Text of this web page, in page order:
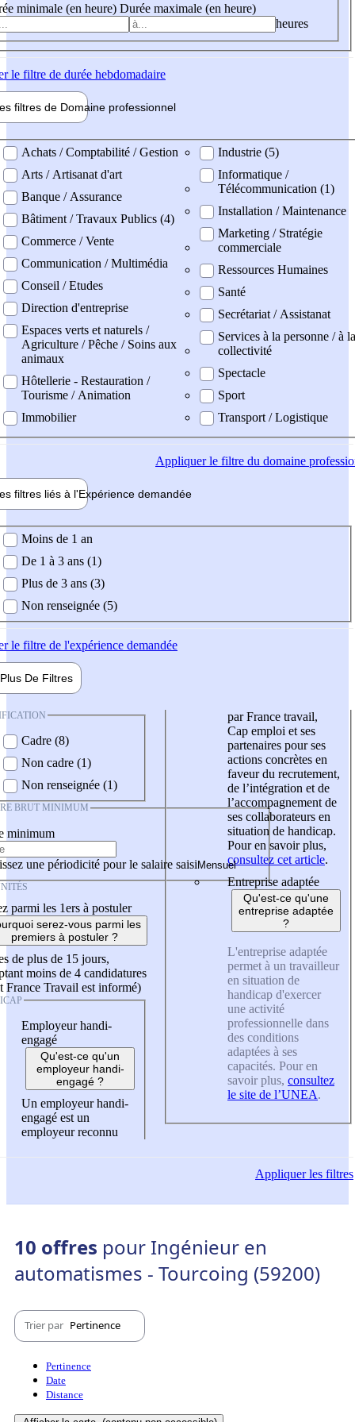
minimale (en heure) Durée maximale (en heure)
heures
le filtre de durée hebdomadaire
filtres de Domaine professionnel
professionel
Achats / Comptabilité / Gestion
Arts / Artisanat d'art
Banque / Assurance
Bâtiment / Travaux Publics (4)
Commerce / Vente
Communication / Multimédia
Conseil / Etudes
Direction d'entreprise
Espaces verts et naturels /
Agriculture / Pêche / Soins aux
animaux
Hôtellerie - Restauration /
Tourisme / Animation
Immobilier
Industrie (5)
Informatique /
Télécommunication (1)
Installation / Maintenance
Marketing / Stratégie
commerciale
Ressources Humaines
Santé
Secrétariat / Assistanat
Services à la personne / à la
collectivité
Spectacle
Sport
Transport / Logistique
Appliquerle filtre du domaine
filtres liés à l'Expérience demandée
demandée
Moins de 1 an
De 1 à 3 ans (1)
Plus de 3 ans (3)
Non renseignée (5)
le filtre de l'expérience demandée
Plus De Filtres
Cadre (8)
Non cadre (1)
Non renseignée (1)
BRUT MINIMUM
minimum
une périodicité pour le salaire saisi
parmi les 1ers à postuler
serez-vous parmi les
premiers à postuler ?
de plus de 15 jours,
moins de 4 candidatures
France Travail est informé)
Employeur handi-
engagé
Qu'est-ce qu'un
employeur handi-
engagé ?
Un employeur handi-
engagé est un
employeur reconnu
par France travail,
Cap emploi et ses
partenaires pour ses
actions concrètes en
faveur du recrutement,
de l’intégration et de
l’accompagnement de
ses collaborateurs en
situation de handicap.
Pour en savoir plus,
consultez cet article.
Entreprise adaptée
Qu'est-ce qu'une
entreprise adaptée
?
L'entreprise adaptée
permet à un travailleur
en situation de
handicap d'exercer
une activité
professionnelle dans
des conditions
adaptées à ses
capacités. Pour en
savoir plus, consultez
le site de l’UNEA.
Appliquerles filtres
10 offres pour Ingénieur en
automatismes - Tourcoing (59200)
Trier par Pertinence
Pertinence
Date
Distance